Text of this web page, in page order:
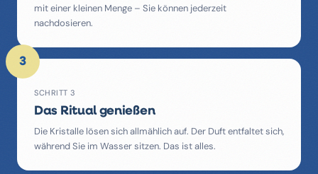
mit einer kleinen Menge – Sie können jederzeit
nachdosieren.
3
SCHRITT 3
Das Ritual genießen
Die Kristalle lösen sich allmählich auf. Der Duft entfaltet sich,
während Sie im Wasser sitzen. Das ist alles.